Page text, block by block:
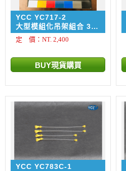
YCC YC717-2
大型模組化吊架組合 300
噸 ~ 920噸 RAL 3002
Red 紅色​
定 價：NT. 2,400
YCC YC783C-1